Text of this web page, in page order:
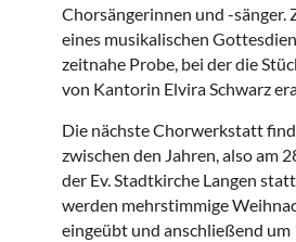
Chorsängerinnen und -sänger.
eines musikalischen
zeitnahe Probe, bei der die
von Kantorin Elvira Schwarz
Die nächste Chorwerkstatt
zwischen den Jahren, also am
der Ev. Stadtkirche Langen
werden mehrstimmige
eingeübt und anschließend um